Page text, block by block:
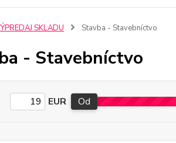
SKLADU Stavba - Stavebníctvo
- Stavebníctvo
EUR Od